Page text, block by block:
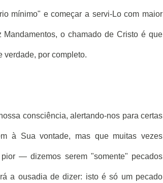
mínimo" e começar a servi-Lo com maior
o chamado de Cristo é que
por completo.
consciência, alertando-nos para certas
à Sua vontade, mas que muitas vezes
— dizemos serem "somente" pecados
a ousadia de dizer: isto é só um pecado